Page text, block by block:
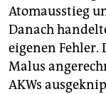
Atomausstieg
Danach
eigenen Fehler.
Malus
AKWs